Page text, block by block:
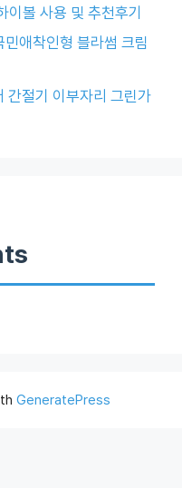
볼 사용 및 추천후기
애착인형 블라썸 크림
간절기 이부자리 그린가
GeneratePress